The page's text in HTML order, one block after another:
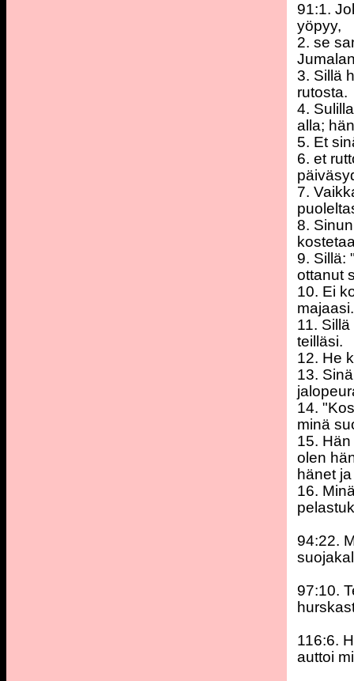
91:1.
yöpyy,
2. se
3. Sillä
rutosta.
4.
alla;
5. Et
6. et
7.
8.
9. Sillä:
ottanut
10. Ei
majaasi.
11.
teilläsi.
12. He
13.
14.
minä
15.
olen
hänet
16.
94:22.
97:10.
116:6.
auttoi